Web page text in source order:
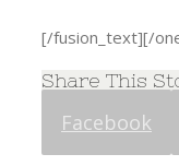
[/fusion_text][/
Share This
Facebook